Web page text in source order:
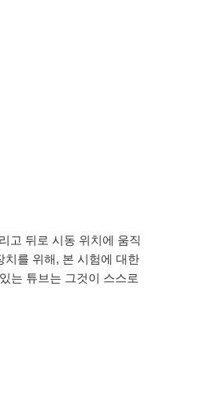
고 뒤로 시동 위치에 움직
치를 위해, 본 시험에 대한
는 튜브는 그것이 스스로